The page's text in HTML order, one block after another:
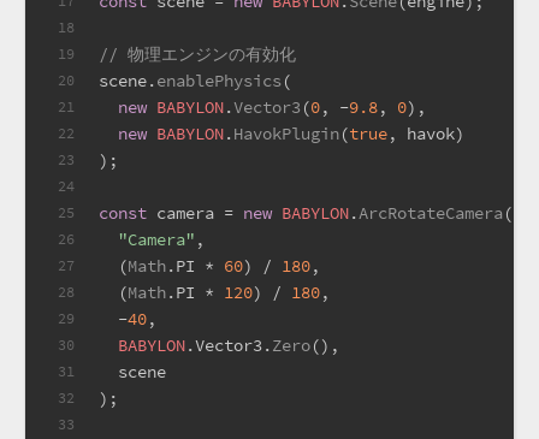
18
19
20
21
22
23
24
25
26
27
28
29
30
31
32
33
// 物理エンジンの有効化
scene.enablePhysics (
new BABYLON.Vector3 (0, -9.8, 0),
new BABYLON.HavokPlugin(true, havok)
);
const camera = new BABYLON.ArcRotateCamera (
"Camera" ,
  (
Math.PI * 60) / 180,
  (
Math.PI * 120) / 180,
  -
40,
BABYLON.Vector3.Zero(),
  scene
);